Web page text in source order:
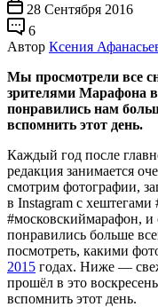
28 Сентября 2016
6
Автор Ксения
Мы просмотрели все
зрителями Марафона
понравились нам
вспомнить этот день.
Каждый год после
редакция занимается
смотрим фотографии,
в Instagram с хештегами
#московскиймарафон,
понравились больше
посмотреть, какими
2015 годах. Ниже —
прошёл в это
вспомнить этот день.